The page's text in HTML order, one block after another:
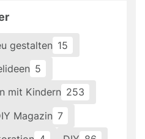
gestalten 15
5
mit Kindern 253
Magazin 7